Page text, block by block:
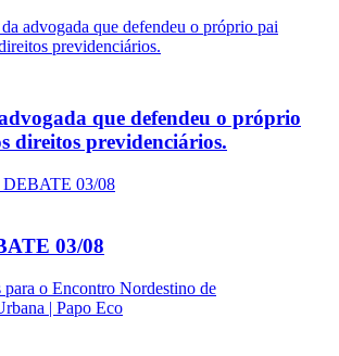
que defendeu o próprio
direitos previdenciários.
03/08